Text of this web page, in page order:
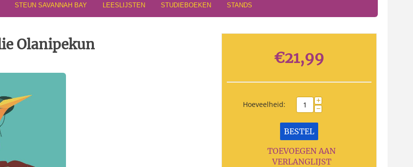
STEUN SAVANNAH BAY LEESLIJSTEN STUDIEBOEKEN STANDS
Olanipekun
€21,99
Hoeveelheid: +
−
BESTEL
TOEVOEGEN AAN
VERLANGLIJST